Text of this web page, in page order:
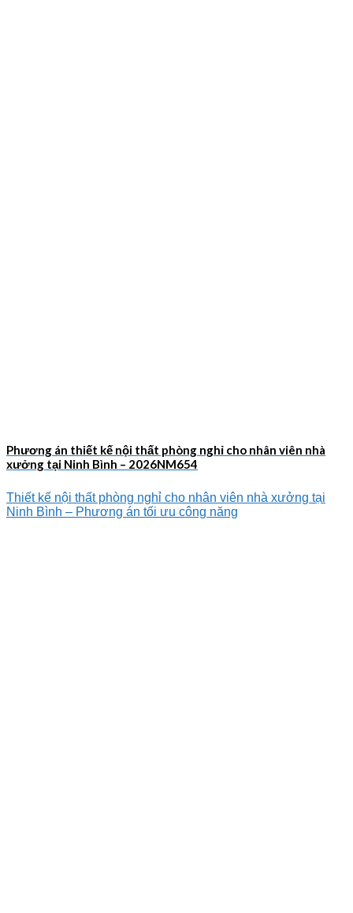
Phương án thiết kế nội thất phòng nghỉ cho nhân viên nhà
xưởng tại Ninh Bình – 2026NM654
Thiết kế nội thất phòng nghỉ cho nhân viên nhà xưởng tại
Ninh Bình – Phương án tối ưu công năng